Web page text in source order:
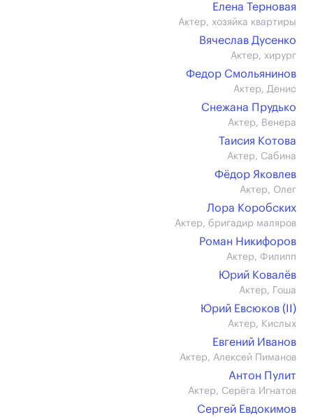
Елена Терновая
Актер, хозяйка квартиры
Вячеслав Дусенко
Актер, хирург
Федор Смольянинов
Актер, Денис
Снежана Прудько
Актер, Венера
Таисия Котова
Актер, Сабина
Фёдор Яковлев
Актер, Олег
Лора Коробских
Актер, бригадир маляров
Роман Никифоров
Актер, Филипп
Юрий Ковалёв
Актер, Гоша
Юрий Евсюков (II)
Актер, Кислых
Евгений Иванов
Актер, Алексей Пиманов
Антон Пулит
Актер, Серёга Игнатов
Сергей Евдокимов